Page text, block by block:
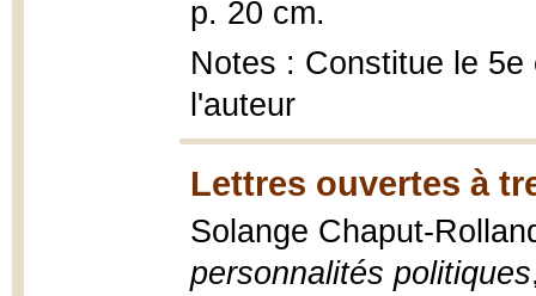
p. 20 cm.
Notes : Constitue le
l'auteur
Lettres ouvertes à
Solange Chaput-
personnalités politiques